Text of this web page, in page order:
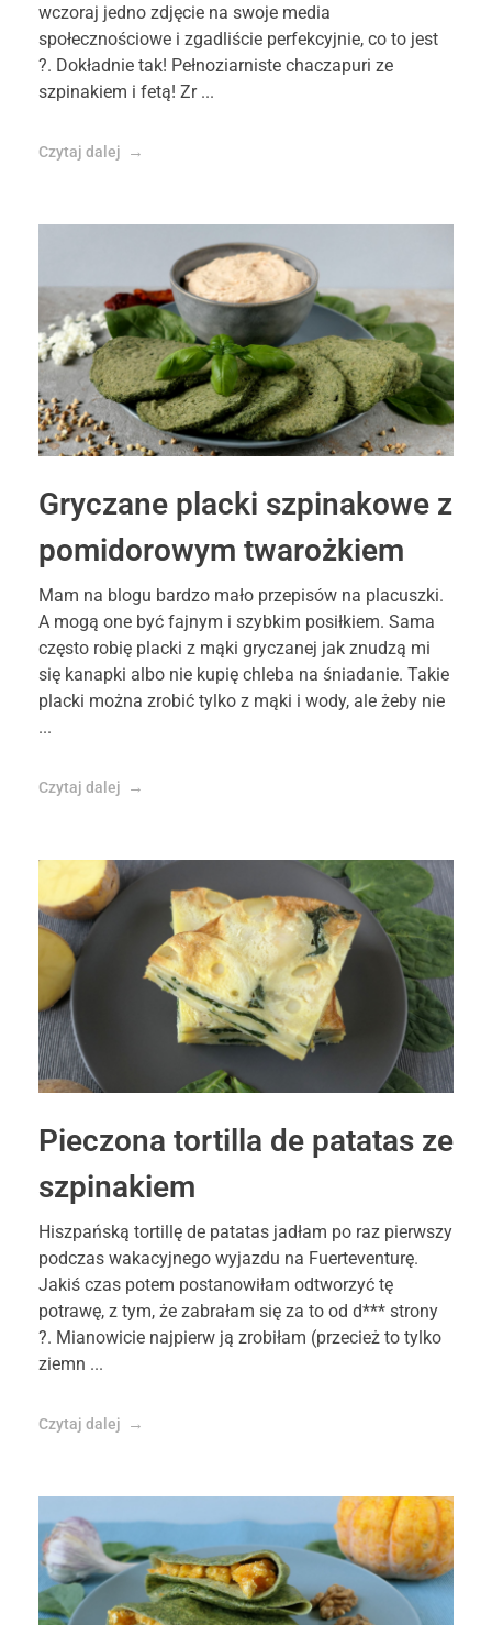
wczoraj jedno zdjęcie na swoje media
społecznościowe i zgadliście perfekcyjnie, co to jest
?. Dokładnie tak! Pełnoziarniste chaczapuri ze
szpinakiem i fetą! Zr ...
Czytaj dalej
Gryczane placki szpinakowe z
pomidorowym twarożkiem
Mam na blogu bardzo mało przepisów na placuszki.
A mogą one być fajnym i szybkim posiłkiem. Sama
często robię placki z mąki gryczanej jak znudzą mi
się kanapki albo nie kupię chleba na śniadanie. Takie
placki można zrobić tylko z mąki i wody, ale żeby nie
...
Czytaj dalej
Pieczona tortilla de patatas ze
szpinakiem
Hiszpańską tortillę de patatas jadłam po raz pierwszy
podczas wakacyjnego wyjazdu na Fuerteventurę.
Jakiś czas potem postanowiłam odtworzyć tę
potrawę, z tym, że zabrałam się za to od d*** strony
?. Mianowicie najpierw ją zrobiłam (przecież to tylko
ziemn ...
Czytaj dalej